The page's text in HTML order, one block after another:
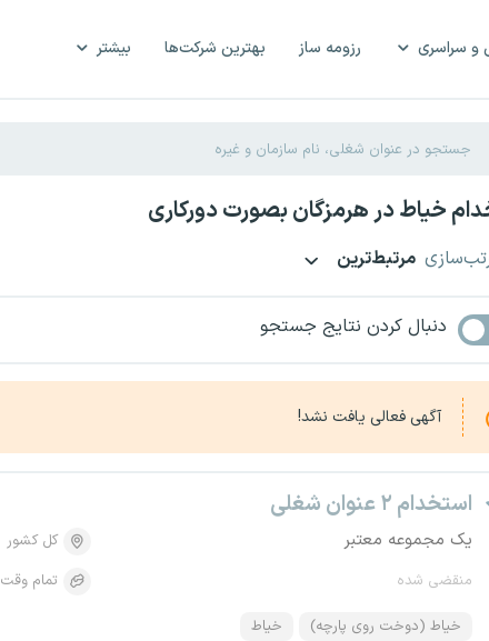
و سراسری رزومه ساز بهترین شرکت‌ها بیشتر
خیاط در هرمزگان بصورت دورکاری
مرتبط‌ترین
دنبال کردن نتایج جستجو
آگهی فعالی یافت نشد!
استخدام ۲ عنوان شغلی
یک مجموعه معتبر
منقضی شده
کل کشور
تمام وقت
خیاط (دوخت روی پارچه) خیاط